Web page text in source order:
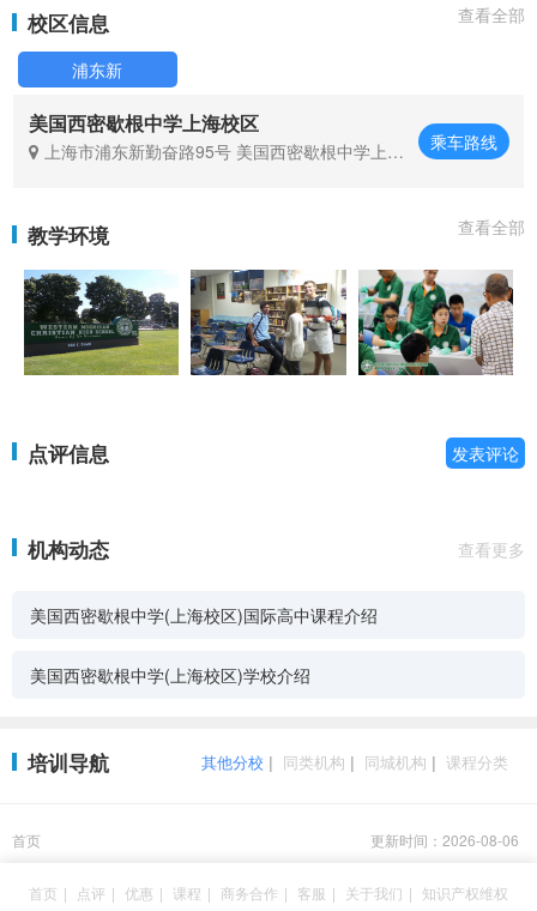
校区信息 查看全部
浦东新
美国西密歇根中学上海校区
上海市浦东新勤奋路95号 美国西密歇根中学上海
乘车路线
教学环境 查看全部
点评信息 发表评论
机构动态 查看更多
美国西密歇根中学(上海校区)国际高中课程介绍
美国西密歇根中学(上海校区)学校介绍
其他分校 | 同类机构 | 同城机构 | 课程分类
培训导航
首页 更新时间：2026-08-06
首页 | 点评 | 优惠 | 课程 | 商务合作 | 客服 | 关于我们 | 知识产权维权